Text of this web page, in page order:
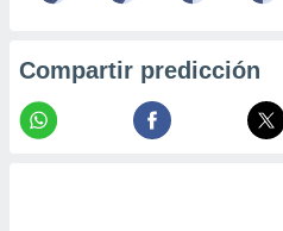
Compartir predicción